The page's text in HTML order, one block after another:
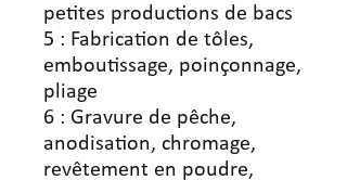
petites productions de bacs
5 : Fabrication de tôles,
emboutissage, poinçonnage,
pliage
6 : Gravure de pêche,
anodisation, chromage,
revêtement en poudre,